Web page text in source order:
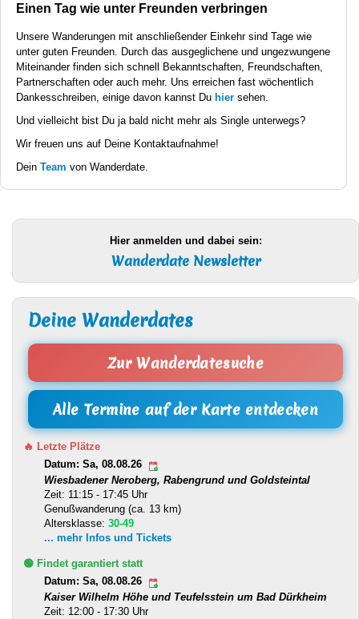
Einen Tag wie unter Freunden verbringen
Unsere Wanderungen mit anschließender Einkehr sind Tage wie
unter guten Freunden. Durch das ausgeglichene und ungezwungene
Miteinander finden sich schnell Bekanntschaften, Freundschaften,
Partnerschaften oder auch mehr. Uns erreichen fast wöchentlich
Dankesschreiben, einige davon kannst Du hier sehen.
Und vielleicht bist Du ja bald nicht mehr als Single unterwegs?
Wir freuen uns auf Deine Kontaktaufnahme!
Dein Team von Wanderdate.
Hier anmelden und dabei sein:
Wanderdate Newsletter
Deine Wanderdates
Zur Wanderdatesuche
Alle Termine auf der Karte entdecken
🔥 Letzte Plätze
Datum: Sa, 08.08.26
Wiesbadener Neroberg, Rabengrund und Goldsteintal
Zeit: 11:15 - 17:45 Uhr
Genußwanderung (ca. 13 km)
Altersklasse: 30-49
... mehr Infos und Tickets
🟢 Findet garantiert statt
Datum: Sa, 08.08.26
Kaiser Wilhelm Höhe und Teufelsstein um Bad Dürkheim
Zeit: 12:00 - 17:30 Uhr